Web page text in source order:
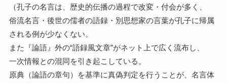
（孔子の名言は、歴史的伝播の過程で改変・付会が多く、
俗流名言・後世の儒者の語録・別思想家の言葉が孔子に帰属
される例が少なくない。
また『論語』外の“語録風文章”がネット上で広く流布し、
一次情報との混同を引き起こしている。
原典（論語の章句）を基準に真偽判定を行うことが、名言体